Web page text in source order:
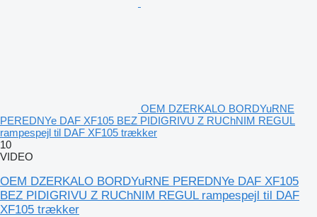
OEM DZERKALO BORDYuRNE
PEREDNYe DAF XF105 BEZ PIDIGRIVU Z RUChNIM REGUL
rampespejl til DAF XF105 trækker
10
VIDEO
OEM DZERKALO BORDYuRNE PEREDNYe DAF XF105
BEZ PIDIGRIVU Z RUChNIM REGUL rampespejl til DAF
XF105 trækker